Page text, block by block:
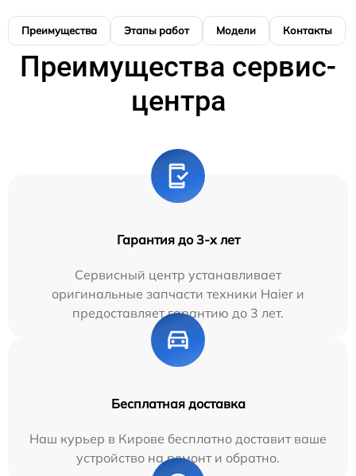
Преимущества Этапы работ Модели Контакты
Преимущества сервис-
центра
Гарантия до 3-х лет
Сервисный центр устанавливает
оригинальные запчасти техники Haier и
предоставляет гарантию до 3 лет.
Бесплатная доставка
Наш курьер в Кирове бесплатно доставит ваше
устройство на ремонт и обратно.